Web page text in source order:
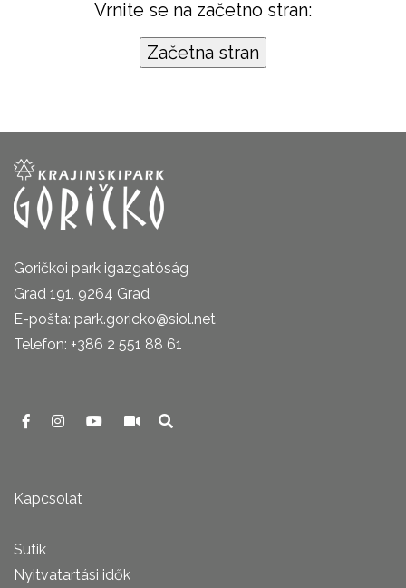
Vrnite se na začetno stran:
Goričkoi park igazgatóság
Grad 191, 9264 Grad
E-pošta: park.goricko@siol.net
Telefon: +386 2 551 88 61
Kapcsolat
Sütik
Nyitvatartási idők